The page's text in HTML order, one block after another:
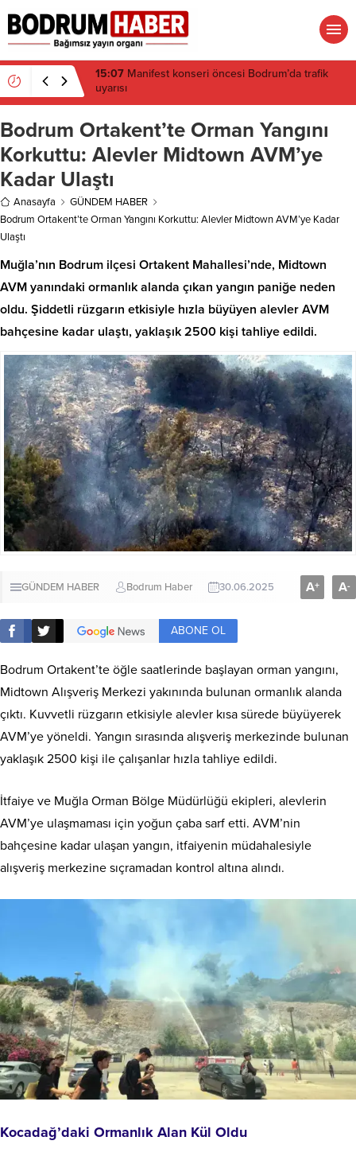
14:41ADD Muğla, Yeni Parti’nin arka bahçesi mi
oldu?
Bodrum Ortakent’te Orman Yangını
Korkuttu: Alevler Midtown AVM’ye
Kadar Ulaştı
Anasayfa
GÜNDEM HABER
Bodrum Ortakent’te Orman Yangını Korkuttu: Alevler Midtown AVM’ye Kadar
Ulaştı
Muğla’nın Bodrum ilçesi Ortakent Mahallesi’nde, Midtown
AVM yanındaki ormanlık alanda çıkan yangın paniğe neden
oldu. Şiddetli rüzgarın etkisiyle hızla büyüyen alevler AVM
bahçesine kadar ulaştı, yaklaşık 2500 kişi tahliye edildi.
GÜNDEM HABER Bodrum Haber 30.06.2025 A+ A-
ABONE OL
Bodrum Ortakent’te öğle saatlerinde başlayan orman yangını,
Midtown Alışveriş Merkezi yakınında bulunan ormanlık alanda
çıktı. Kuvvetli rüzgarın etkisiyle alevler kısa sürede büyüyerek
AVM’ye yöneldi. Yangın sırasında alışveriş merkezinde bulunan
yaklaşık 2500 kişi ile çalışanlar hızla tahliye edildi.
İtfaiye ve Muğla Orman Bölge Müdürlüğü ekipleri, alevlerin
AVM’ye ulaşmaması için yoğun çaba sarf etti. AVM’nin
bahçesine kadar ulaşan yangın, itfaiyenin müdahalesiyle
alışveriş merkezine sıçramadan kontrol altına alındı.
Kocadağ’daki Ormanlık Alan Kül Oldu